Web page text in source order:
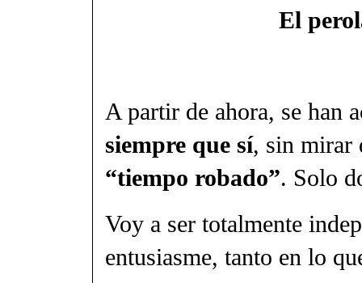
El
A partir de ahora, se han
siempre que sí, sin mirar
“tiempo robado”. Solo
Voy a ser totalmente
entusiasme, tanto en lo